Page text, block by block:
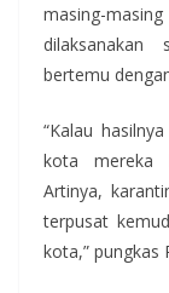
masing-
dilaksanakan
bertemu
“Kalau
kota mereka
Artinya,
terpusat
kota,” pungkas